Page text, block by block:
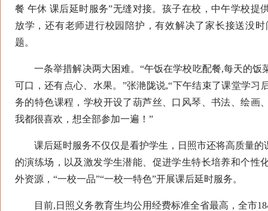
餐 午休 课后延时服务”无缝对接。孩子在校，中午学校提
放学，还有老师进行校园陪护，有效解决了家长接送没
题。
一条举措解决两大困难。“午饭在学校吃配餐,每天的饭
可口，还有点心、水果。”张滟陇说,“下午结束了课堂学习
务的特色课程，学校开设了葫芦丝、口风琴、书法、绘画
我都很喜欢，想全部参加一遍！”
课后延时服务不仅仅是看护学生，日照市还将高质量的
的演练场，以及激发学生潜能、促进学生特长培养和个性
外资源，“一校一品”“一校一特色”开展课后延时服务。
目前,日照义务教育生均公用经费标准全省最高，全市